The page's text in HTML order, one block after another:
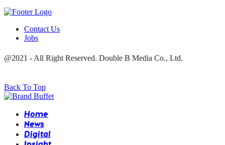
Contact Us
Jobs
@2021 - All Right Reserved. Double B Media Co., Ltd.
Back To Top
Home
News
Digital